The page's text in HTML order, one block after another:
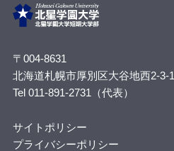
〒004-8631
北海道札幌市厚別区大谷地西2-3-1
Tel 011-891-2731（代表）
サイトポリシー
プライバシーポリシー